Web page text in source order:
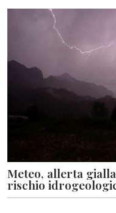
Meteo, allerta
rischio